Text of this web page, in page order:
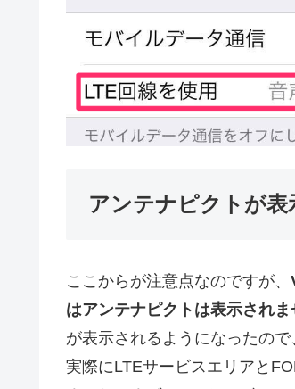
アンテナピクトが
ここからが注意点なのですが、
はアンテナピクトは表示されま
が表示されるようになったの
実際にLTEサービスエリアと